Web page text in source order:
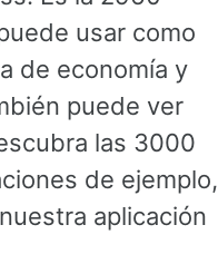
usar como
de economía y
puede ver
las 3000
de ejemplo,
aplicación